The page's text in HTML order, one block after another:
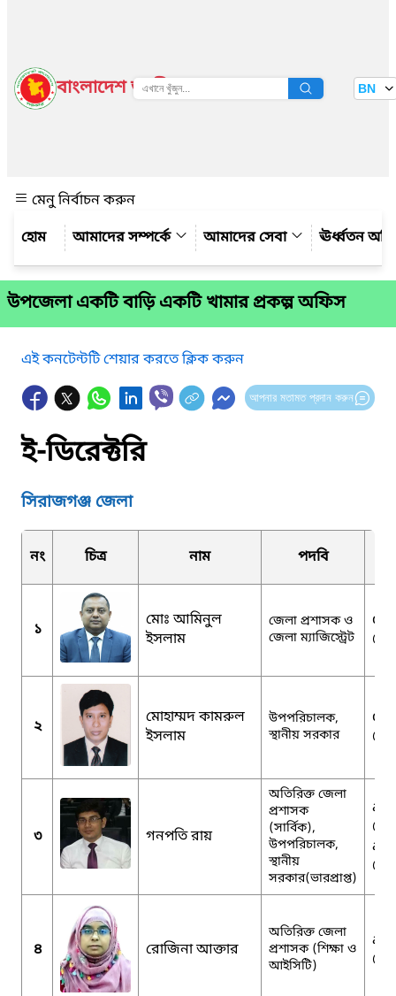
বাংলাদেশ জাতীয় তথ্য বাতায়ন BN
মেনু নির্বাচন করুন
আমাদের সম্পর্কে
আমাদের সেবা ঊর্ধ্বতন
উপজেলা একটি বাড়ি একটি খামার প্রকল্প অফিস
এই কনটেন্টটি শেয়ার করতে ক্লিক করুন
আপনার মতামত প্রদান করুন
ই-ডিরেক্টরি
সিরাজগঞ্জ জেলা
নং চিত্র নাম পদবি
১
মোঃ আমিনুল
ইসলাম
জেলা প্রশাসক ও
জেলা ম্যাজিস্ট্রেট
২
মোহাম্মদ কামরুল
ইসলাম
উপপরিচালক,
স্থানীয় সরকার
৩ গনপতি রায়
অতিরিক্ত জেলা
প্রশাসক
(সার্বিক),
উপপরিচালক,
স্থানীয়
সরকার(ভারপ্রাপ্ত)
৪ রোজিনা আক্তার
অতিরিক্ত জেলা
প্রশাসক (শিক্ষা ও
আইসিটি)